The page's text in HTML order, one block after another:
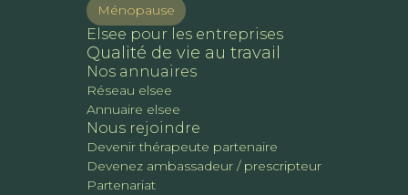
Ménopause
Elsee pour les entreprises
Qualité de vie au travail
Nos annuaires
Réseau elsee
Annuaire elsee
Nous rejoindre
Devenir thérapeute partenaire
Devenez ambassadeur / prescripteur
Partenariat